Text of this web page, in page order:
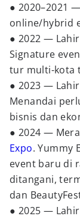
● 2020–2021
online/hybrid
● 2022 —
Signature
tur multi-kota
● 2023 —
Menandai
bisnis dan
● 2024 —
Expo. Yummy
event baru di
ditangani,
dan
● 2025 —